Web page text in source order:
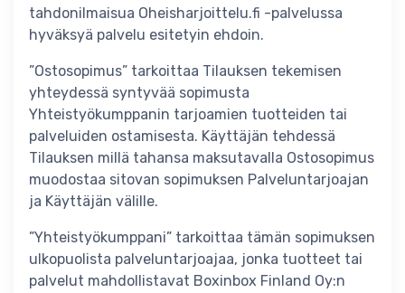
tahdonilmaisua Oheisharjoittelu.fi -palvelussa
hyväksyä palvelu esitetyin ehdoin.
”Ostosopimus” tarkoittaa Tilauksen tekemisen
yhteydessä syntyvää sopimusta
Yhteistyökumppanin tarjoamien tuotteiden tai
palveluiden ostamisesta. Käyttäjän tehdessä
Tilauksen millä tahansa maksutavalla Ostosopimus
muodostaa sitovan sopimuksen Palveluntarjoajan
ja Käyttäjän välille.
”Yhteistyökumppani” tarkoittaa tämän sopimuksen
ulkopuolista palveluntarjoajaa, jonka tuotteet tai
palvelut mahdollistavat Boxinbox Finland Oy:n